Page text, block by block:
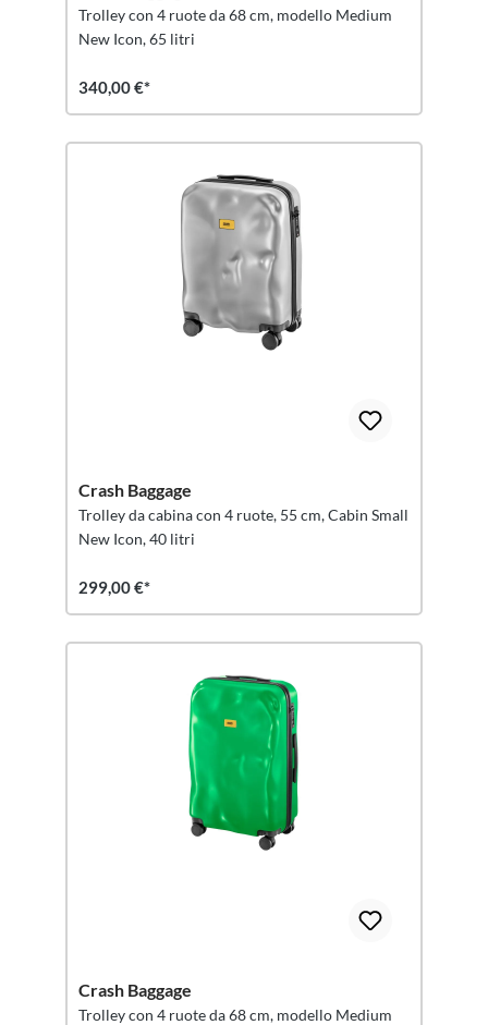
Trolley con 4 ruote da 68 cm, modello Medium
New Icon, 65 litri
340,00 €*
Crash Baggage
Trolley da cabina con 4 ruote, 55 cm, Cabin Small
New Icon, 40 litri
299,00 €*
Crash Baggage
Trolley con 4 ruote da 68 cm, modello Medium